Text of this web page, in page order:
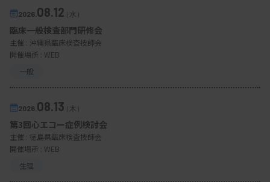
2026. 08.12（水）
臨床一般検査部門研修会
主催 : 沖縄県臨床検査技師会
開催場所 : WEB
一般
2026. 08.13（木）
第3回心エコー症例検討会
主催 : 徳島県臨床検査技師会
開催場所 : WEB
生理